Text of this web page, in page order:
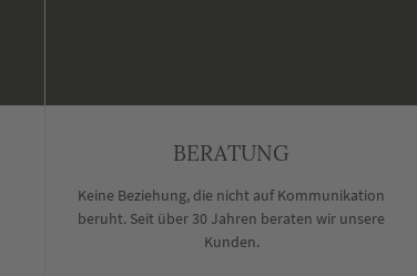
BERATUNG
Keine Beziehung, die nicht auf Kommunikation
beruht. Seit über 30 Jahren beraten wir unsere
Kunden.